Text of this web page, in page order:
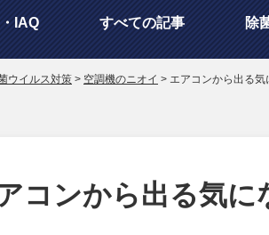
IAQ すべての記事 除
ウイルス対策 > 空調機のニオイ > エアコンから出る
コンから出る気に